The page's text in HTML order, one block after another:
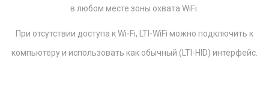
в любом месте зоны охвата WiFi.
При отсутствии доступа к Wi-Fi, LTI-WiFi можно подключить к
компьютеру и использовать как обычный (LTI-HID) интерфейс.